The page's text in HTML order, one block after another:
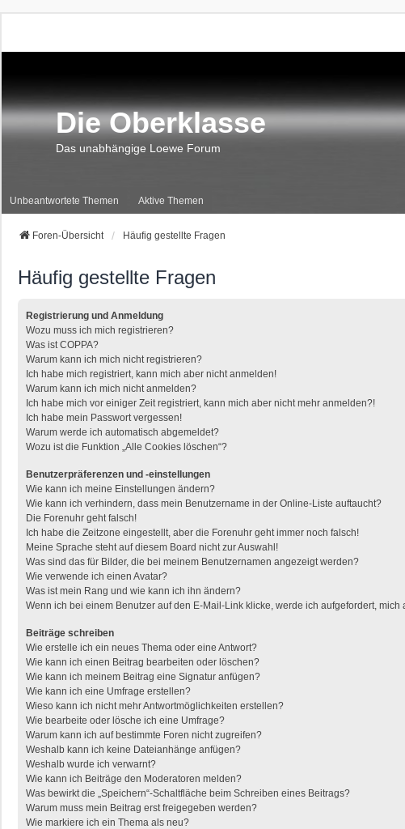
Die Oberklasse
Das unabhängige Loewe Forum
Unbeantwortete Themen Aktive Themen
Foren-Übersicht Häufig gestellte Fragen
Häufig gestellte Fragen
Registrierung und Anmeldung
Wozu muss ich mich registrieren?
Was ist COPPA?
Warum kann ich mich nicht registrieren?
Ich habe mich registriert, kann mich aber nicht anmelden!
Warum kann ich mich nicht anmelden?
Ich habe mich vor einiger Zeit registriert, kann mich aber nicht mehr anmelden?!
Ich habe mein Passwort vergessen!
Warum werde ich automatisch abgemeldet?
Wozu ist die Funktion „Alle Cookies löschen“?
Benutzerpräferenzen und -einstellungen
Wie kann ich meine Einstellungen ändern?
Wie kann ich verhindern, dass mein Benutzername in der Online-Liste auftaucht?
Die Forenuhr geht falsch!
Ich habe die Zeitzone eingestellt, aber die Forenuhr geht immer noch falsch!
Meine Sprache steht auf diesem Board nicht zur Auswahl!
Was sind das für Bilder, die bei meinem Benutzernamen angezeigt werden?
Wie verwende ich einen Avatar?
Was ist mein Rang und wie kann ich ihn ändern?
Wenn ich bei einem Benutzer auf den E-Mail-Link klicke, werde ich aufgefordert, mich
Beiträge schreiben
Wie erstelle ich ein neues Thema oder eine Antwort?
Wie kann ich einen Beitrag bearbeiten oder löschen?
Wie kann ich meinem Beitrag eine Signatur anfügen?
Wie kann ich eine Umfrage erstellen?
Wieso kann ich nicht mehr Antwortmöglichkeiten erstellen?
Wie bearbeite oder lösche ich eine Umfrage?
Warum kann ich auf bestimmte Foren nicht zugreifen?
Weshalb kann ich keine Dateianhänge anfügen?
Weshalb wurde ich verwarnt?
Wie kann ich Beiträge den Moderatoren melden?
Was bewirkt die „Speichern“-Schaltfläche beim Schreiben eines Beitrags?
Warum muss mein Beitrag erst freigegeben werden?
Wie markiere ich ein Thema als neu?